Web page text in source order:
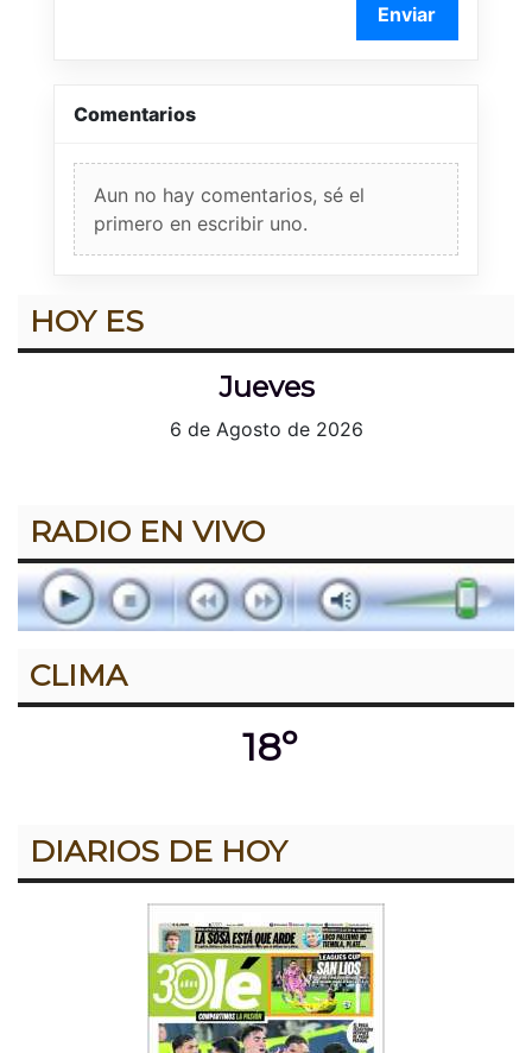
Enviar
Comentarios
Aun no hay comentarios, sé el
primero en escribir uno.
HOY ES
Jueves
6 de Agosto de 2026
RADIO EN VIVO
CLIMA
18º
DIARIOS DE HOY